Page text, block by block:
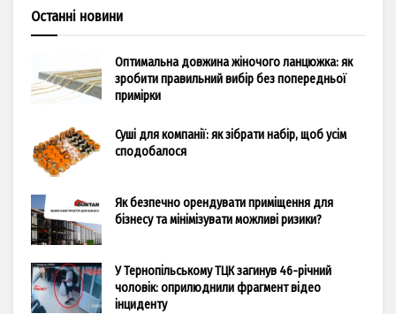
Останні новини
Оптимальна довжина жіночого ланцюжка: як
зробити правильний вибір без попередньої
примірки
Суші для компанії: як зібрати набір, щоб усім
сподобалося
Як безпечно орендувати приміщення для
бізнесу та мінімізувати можливі ризики?
У Тернопільському ТЦК загинув 46-річний
чоловік: оприлюднили фрагмент відео
інциденту